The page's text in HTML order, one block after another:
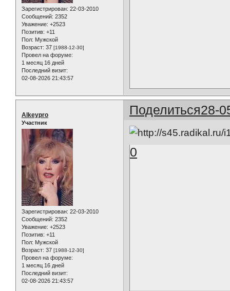
Зарегистрирован: 22-03-2010
Сообщений: 2352
Уважение: +2523
Позитив: +11
Пол: Мужской
Возраст: 37 [1988-12-30]
Провел на форуме:
1 месяц 16 дней
Последний визит:
02-08-2026 21:43:57
Поделиться28-
Alkeypro
Участник
Зарегистрирован: 22-03-2010
Сообщений: 2352
Уважение: +2523
Позитив: +11
Пол: Мужской
Возраст: 37 [1988-12-30]
Провел на форуме:
1 месяц 16 дней
Последний визит:
02-08-2026 21:43:57
0